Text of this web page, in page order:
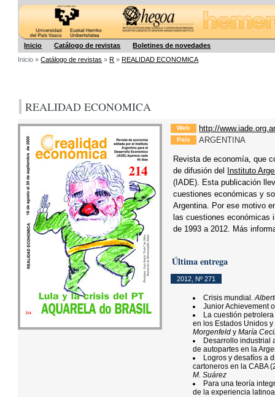
Inicio Catálogo de revistas
Boletines de novedades
Inicio »Catálogo de revistas »R »REALIDAD ECONOMICA
REALIDAD ECONOMICA
Web http://
País ARGENTINA
Revista de economía, que
de difusión del
Instituto
(IADE). Esta publicación
cuestiones económicas y
Argentina. Por ese motivo
las cuestiones económicas
de 1993 a 2012. Más
Última entrega
2012 Nº 271
Crisis mundial.
Junior Achievement
La cuestión
en los Estados Unidos
Morgenfeld yMaría
Desarrollo industrial
de autopartes en la
Logros y desafíos a
cartoneros en la CABA
M. Suárez
Para una teoría
de la experiencia